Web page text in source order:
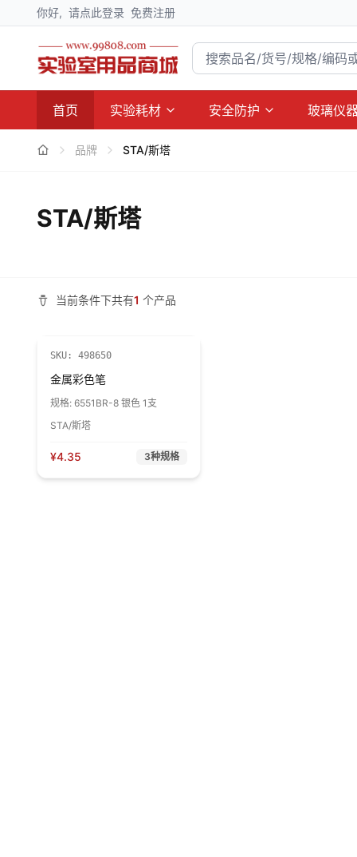
你好, 请点此登录 免费注册
首页 实验耗材 安全防护 玻璃仪
品牌 STA/斯塔
STA/斯塔
当前条件下共有1 个产品
SKU: 498650
金属彩色笔
规格: 6551BR-8 银色 1支
STA/斯塔
¥4.35 3种规格